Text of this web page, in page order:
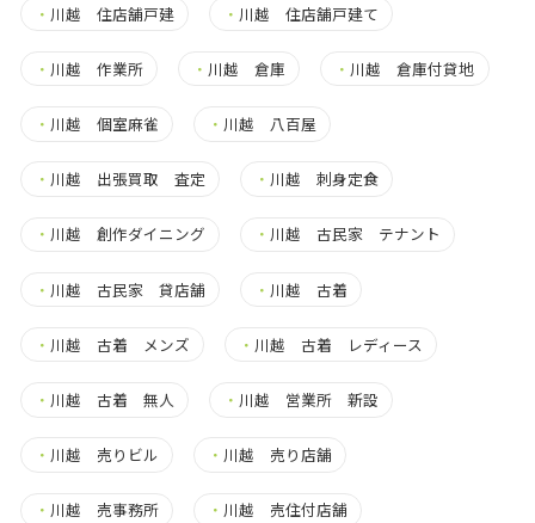
・ 川越 住店舗戸建 ・ 川越 住店舗戸建て
・ 川越 作業所 ・ 川越 倉庫 ・ 川越 倉庫付貸地
・ 川越 個室麻雀 ・ 川越 八百屋
・ 川越 出張買取 査定 ・ 川越 刺身定食
・ 川越 創作ダイニング ・ 川越 古民家 テナント
・ 川越 古民家 貸店舗 ・ 川越 古着
・ 川越 古着 メンズ ・ 川越 古着 レディース
・ 川越 古着 無人 ・ 川越 営業所 新設
・ 川越 売りビル ・ 川越 売り店舗
・ 川越 売事務所 ・ 川越 売住付店舗